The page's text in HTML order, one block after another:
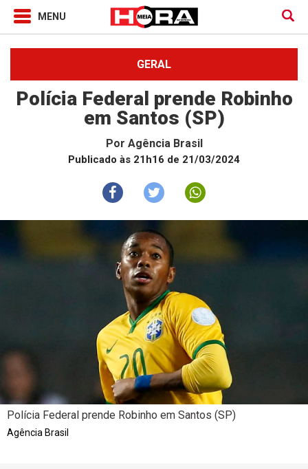
GERAL
Polícia Federal prende Robinho
em Santos (SP)
Por Agência Brasil
Publicado às 21h16 de 21/03/2024
Polícia Federal prende Robinho em Santos (SP)
Agência Brasil